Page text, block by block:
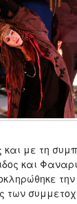
και με τη
και
των